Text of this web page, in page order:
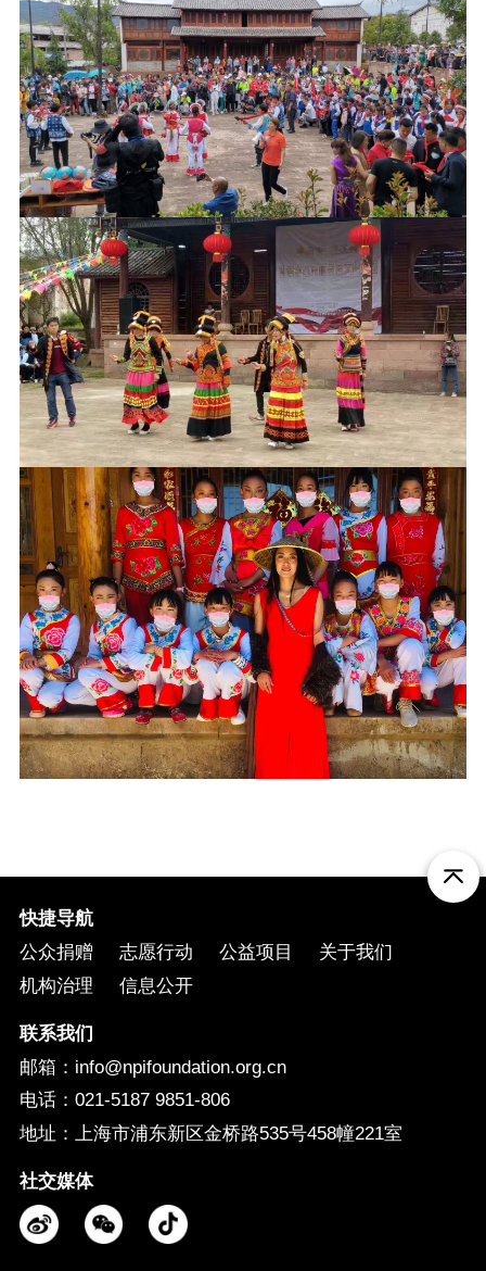
快捷导航
公众捐赠
志愿行动 公益项目
关于我们
机构治理
信息公开
联系我们
邮箱：info@npifoundation.org.cn
电话：021-5187 9851-806
地址：上海市浦东新区金桥路535号458幢221室
社交媒体